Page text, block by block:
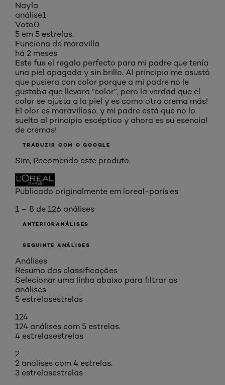
Nayla
análise1
Voto0
5 em 5 estrelas.
Funciona de maravilla
há 2 meses
Este fue el regalo perfecto para mi padre que tenía
una piel apagada y sin brillo. Al principio me asustó
que pusiera con color porque a mi padre no le
gustaba que llevara “color”, pero la verdad que el
color se ajusta a la piel y es como otra crema más!
El olor es maravilloso, y mi padre está que no lo
suelta al principio escéptico y ahora es su esencial
de cremas!
TRADUZIR COM O GOOGLE
Sim, Recomendo este produto.
Publicado originalmente em loreal-paris.es
1 – 8 de 126 análises
ANTERIORANÁLISES
SEGUINTE ANÁLISES
Análises
Resumo das classificações
Selecionar uma linha abaixo para filtrar as
análises.
5 estrelasestrelas
124
124 análises com 5 estrelas.
4 estrelasestrelas
2
2 análises com 4 estrelas.
3 estrelasestrelas